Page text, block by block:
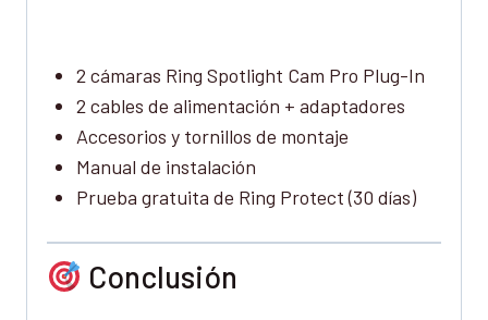
2 cámaras Ring Spotlight Cam Pro Plug-In
2 cables de alimentación + adaptadores
Accesorios y tornillos de montaje
Manual de instalación
Prueba gratuita de Ring Protect (30 días)
Conclusión